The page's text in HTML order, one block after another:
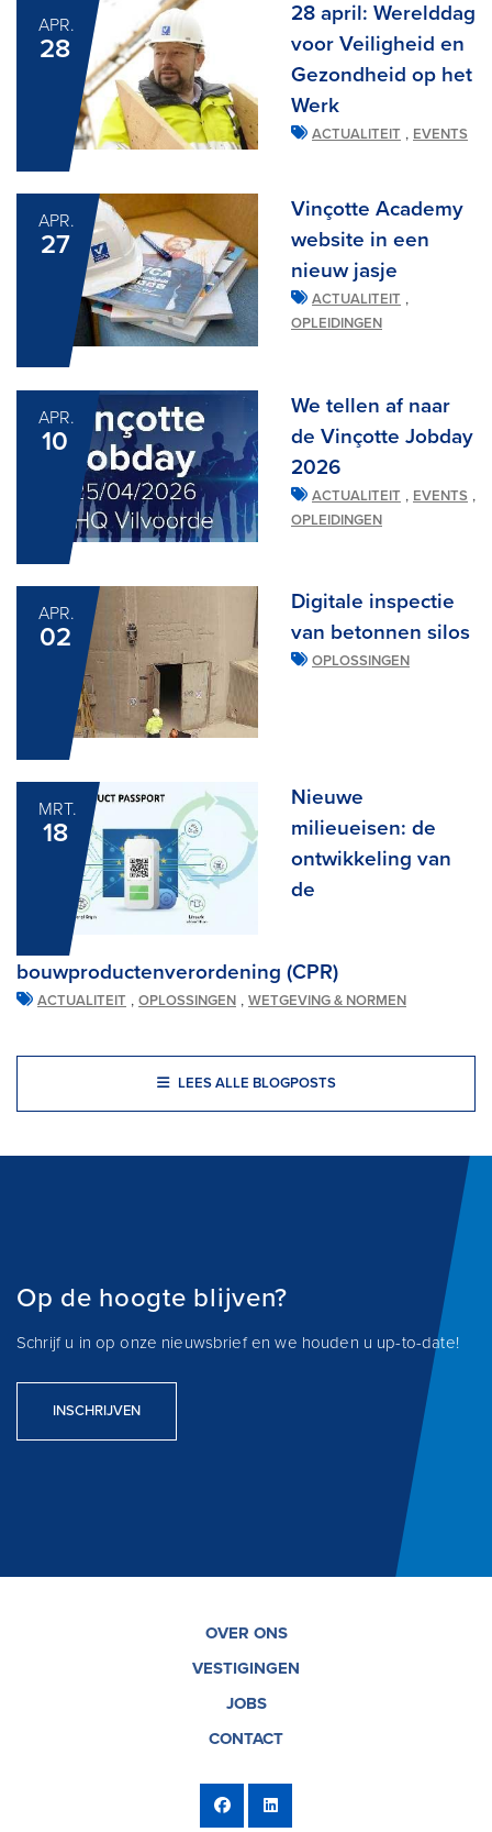
APR.
28
28 april: Werelddag
voor Veiligheid en
Gezondheid op het
Werk
ACTUALITEIT , EVENTS
APR.
27
Vinçotte Academy
website in een
nieuw jasje
ACTUALITEIT ,
OPLEIDINGEN
APR.
10
We tellen af naar
de Vinçotte Jobday
2026
ACTUALITEIT , EVENTS ,
OPLEIDINGEN
APR.
02
Digitale inspectie
van betonnen silos
OPLOSSINGEN
MRT.
18
Nieuwe
milieueisen: de
ontwikkeling van
de
bouwproductenverordening (CPR)
ACTUALITEIT , OPLOSSINGEN , WETGEVING & NORMEN
LEES ALLE BLOGPOSTS
Op de hoogte blijven?
Schrijf u in op onze nieuwsbrief en we houden u up-to-date!
INSCHRIJVEN
OVER ONS
VESTIGINGEN
JOBS
CONTACT